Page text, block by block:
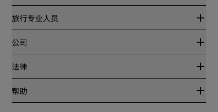
丽赏会
Blog
目的地
丽笙酒店集团APP
体育认证酒店
家庭友好型酒店
健康与安全
旅行专业人员
合作伙伴
公司
丽笙酒店集团
工作机会 RHG
工作机会 PPHE
法律
隐私中心
帮助